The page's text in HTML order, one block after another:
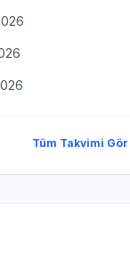
Tüm Takvimi Gör